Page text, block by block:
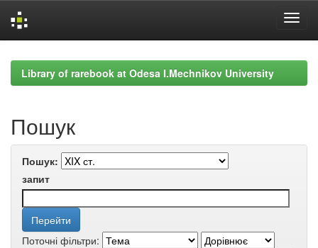
navigationLibrary of rarebook at Odesa I.Mechnikov University
Пошук
Пошук:
запит
Поточні фільтри: